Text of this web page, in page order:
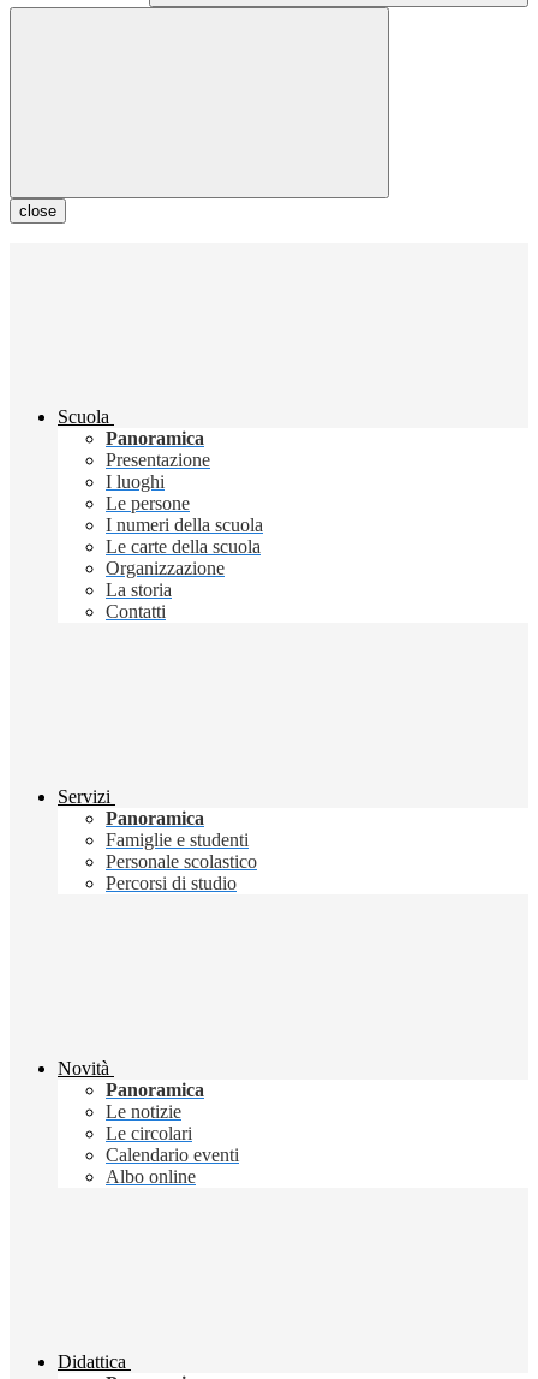
close
Scuola
Panoramica
Presentazione
I luoghi
Le persone
I numeri della scuola
Le carte della scuola
Organizzazione
La storia
Contatti
Servizi
Panoramica
Famiglie e studenti
Personale scolastico
Percorsi di studio
Novità
Panoramica
Le notizie
Le circolari
Calendario eventi
Albo online
Didattica